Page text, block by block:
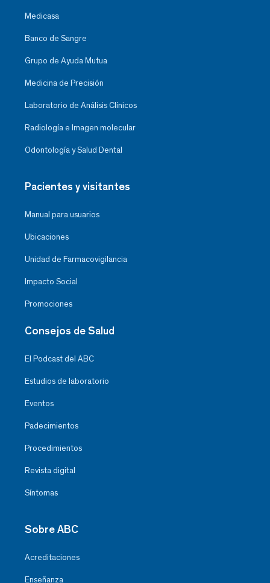
Medicasa
Banco de Sangre
Grupo de Ayuda Mutua
Medicina de Precisión
Laboratorio de Análisis Clínicos
Radiología e Imagen molecular
Odontología y Salud Dental
Pacientes y visitantes
Manual para usuarios
Ubicaciones
Unidad de Farmacovigilancia
Impacto Social
Promociones
Consejos de Salud
El Podcast del ABC
Estudios de laboratorio
Eventos
Padecimientos
Procedimientos
Revista digital
Síntomas
Sobre ABC
Acreditaciones
Enseñanza